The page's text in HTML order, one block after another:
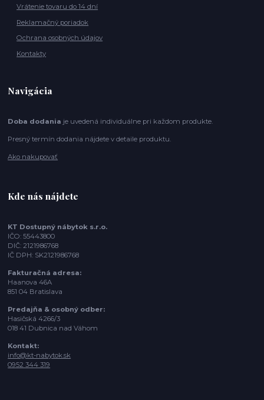
Vrátenie tovaru do 14 dní
Reklamačný poriadok
Ochrana osobných údajov
Kontakty
Navigácia
Doba dodania je uvedená individuálne pri každom produkte.
Presný termín dodania nájdete v detaile produktu.
Ako nakupovať
Kde nás nájdete
KT Dostupný nábytok s.r.o.
IČO: 55443800
DIČ: 2121986768
IČ DPH: SK2121986768
Fakturačná adresa:
Haanova 46A
851 04 Bratislava
Predajňa & osobný odber:
Hasičská 4266/3
018 41 Dubnica nad Váhom
Kontakt:
info@kt-nabytok.sk
0952 344 319